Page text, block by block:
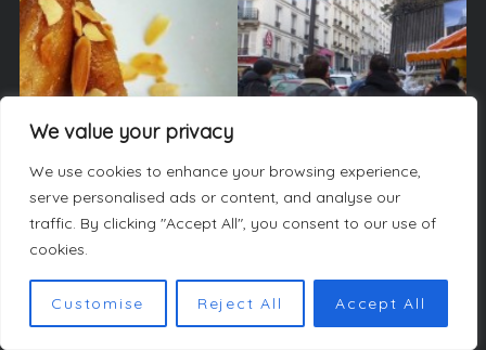
We value your privacy
We use cookies to enhance your browsing experience,
serve personalised ads or content, and analyse our
traffic. By clicking "Accept All", you consent to our use of
cookies.
Customise Reject All Accept All
2016, pour nous permette de réaliser l’ascension